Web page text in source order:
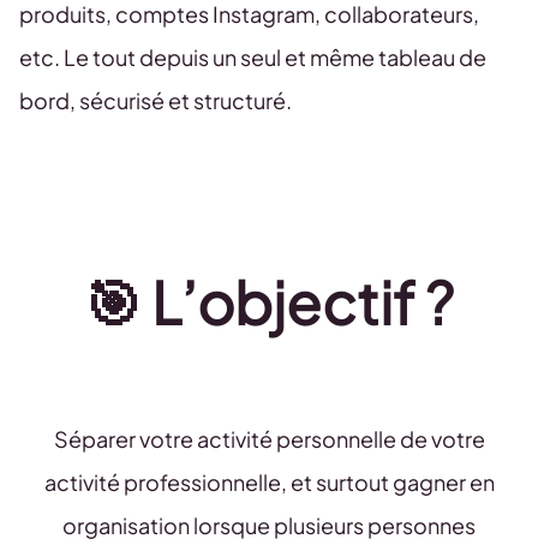
produits, comptes Instagram, collaborateurs,
etc. Le tout depuis un seul et même tableau de
bord, sécurisé et structuré.
🎯 L’objectif ?
Séparer votre activité personnelle de votre
activité professionnelle, et surtout gagner en
organisation lorsque plusieurs personnes